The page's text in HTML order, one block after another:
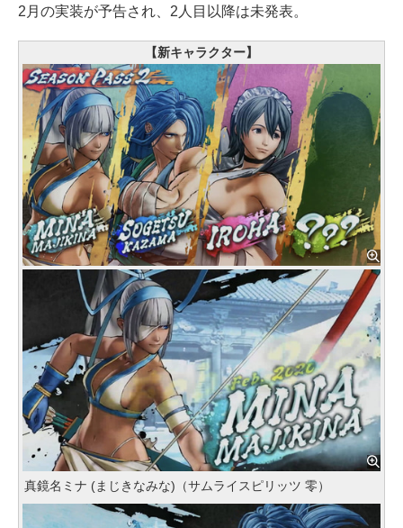
2月の実装が予告され、2人目以降は未発表。
【新キャラクター】
真鏡名ミナ (まじきなみな)（サムライスピリッツ 零）